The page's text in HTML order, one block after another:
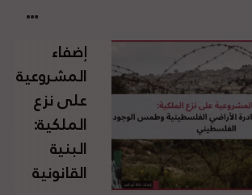
إضفاء
المشروعية
على نزع
الملكية:
البنية
القانونية